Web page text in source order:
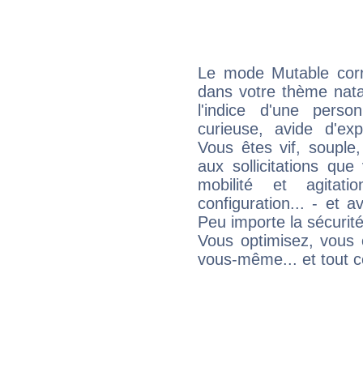
Le mode Mutable
dans votre thème
l'indice d'une
curieuse, avide
Vous êtes vif,
aux sollicitations
mobilité et
configuration... - et
Peu importe la
Vous optimisez, vous
vous-même... et tout